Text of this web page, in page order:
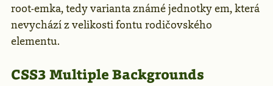
root-emka, tedy varianta známé jednotky em, která
nevychází z velikosti fontu rodičovského
elementu.
CSS3 Multiple Backgrounds